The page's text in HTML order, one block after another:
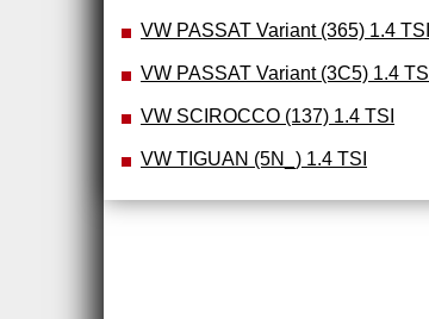
VW PASSAT Variant (365) 1.4 TSI
VW PASSAT Variant (3C5) 1.4 TSI
VW SCIROCCO (137) 1.4 TSI
VW TIGUAN (5N_) 1.4 TSI